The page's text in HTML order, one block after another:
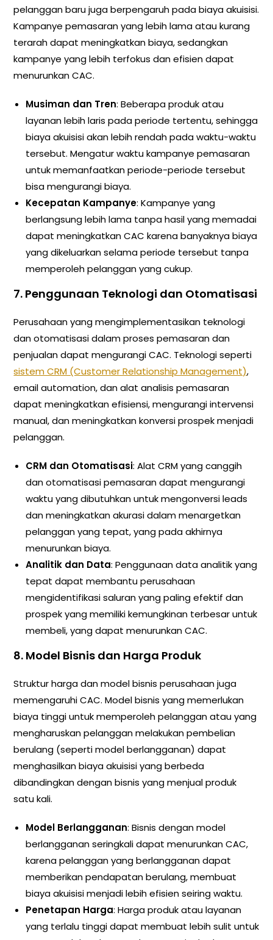
pelanggan baru juga berpengaruh pada biaya akuisisi.
Kampanye pemasaran yang lebih lama atau kurang
terarah dapat meningkatkan biaya, sedangkan
kampanye yang lebih terfokus dan efisien dapat
menurunkan CAC.
Musiman dan Tren: Beberapa produk atau
layanan lebih laris pada periode tertentu, sehingga
biaya akuisisi akan lebih rendah pada waktu-waktu
tersebut. Mengatur waktu kampanye pemasaran
untuk memanfaatkan periode-periode tersebut
bisa mengurangi biaya.
Kecepatan Kampanye: Kampanye yang
berlangsung lebih lama tanpa hasil yang memadai
dapat meningkatkan CAC karena banyaknya biaya
yang dikeluarkan selama periode tersebut tanpa
memperoleh pelanggan yang cukup.
7. Penggunaan Teknologi dan Otomatisasi
Perusahaan yang mengimplementasikan teknologi
dan otomatisasi dalam proses pemasaran dan
penjualan dapat mengurangi CAC. Teknologi seperti
sistem CRM (Customer Relationship Management),
email automation, dan alat analisis pemasaran
dapat meningkatkan efisiensi, mengurangi intervensi
manual, dan meningkatkan konversi prospek menjadi
pelanggan.
CRM dan Otomatisasi: Alat CRM yang canggih
dan otomatisasi pemasaran dapat mengurangi
waktu yang dibutuhkan untuk mengonversi leads
dan meningkatkan akurasi dalam menargetkan
pelanggan yang tepat, yang pada akhirnya
menurunkan biaya.
Analitik dan Data: Penggunaan data analitik yang
tepat dapat membantu perusahaan
mengidentifikasi saluran yang paling efektif dan
prospek yang memiliki kemungkinan terbesar untuk
membeli, yang dapat menurunkan CAC.
8. Model Bisnis dan Harga Produk
Struktur harga dan model bisnis perusahaan juga
memengaruhi CAC. Model bisnis yang memerlukan
biaya tinggi untuk memperoleh pelanggan atau yang
mengharuskan pelanggan melakukan pembelian
berulang (seperti model berlangganan) dapat
menghasilkan biaya akuisisi yang berbeda
dibandingkan dengan bisnis yang menjual produk
satu kali.
Model Berlangganan: Bisnis dengan model
berlangganan seringkali dapat menurunkan CAC,
karena pelanggan yang berlangganan dapat
memberikan pendapatan berulang, membuat
biaya akuisisi menjadi lebih efisien seiring waktu.
Penetapan Harga: Harga produk atau layanan
yang terlalu tinggi dapat membuat lebih sulit untuk